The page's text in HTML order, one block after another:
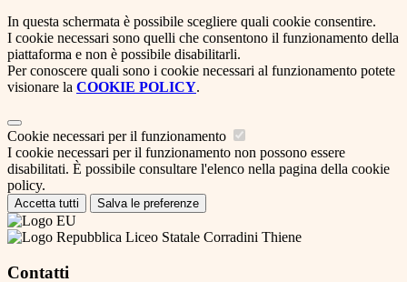
In questa schermata è possibile scegliere quali cookie consentire.
I cookie necessari sono quelli che consentono il funzionamento della
piattaforma e non è possibile disabilitarli.
Per conoscere quali sono i cookie necessari al funzionamento potete
visionare la COOKIE POLICY.
Cookie necessari per il funzionamento
I cookie necessari per il funzionamento non possono essere
disabilitati. È possibile consultare l'elenco nella pagina della cookie
policy.
Accetta tutti Salva le preferenze
Liceo Statale Corradini Thiene
Contatti